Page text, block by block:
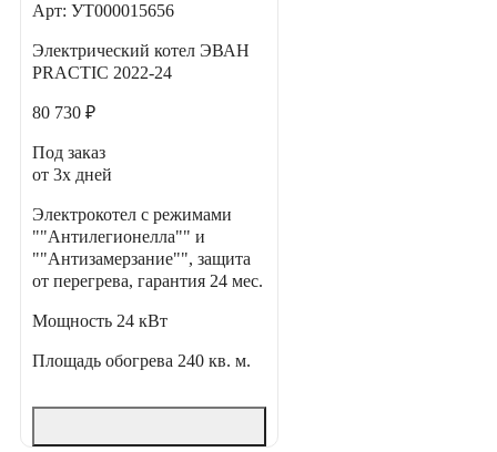
Арт: УТ000015656
Электрический котел ЭВАН
PRACTIC 2022-24
80 730 ₽
Под заказ
от 3х дней
Электрокотел с режимами
""Антилегионелла"" и
""Антизамерзание"", защита
от перегрева, гарантия 24 мес.
Мощность 24 кВт
Площадь обогрева 240 кв. м.